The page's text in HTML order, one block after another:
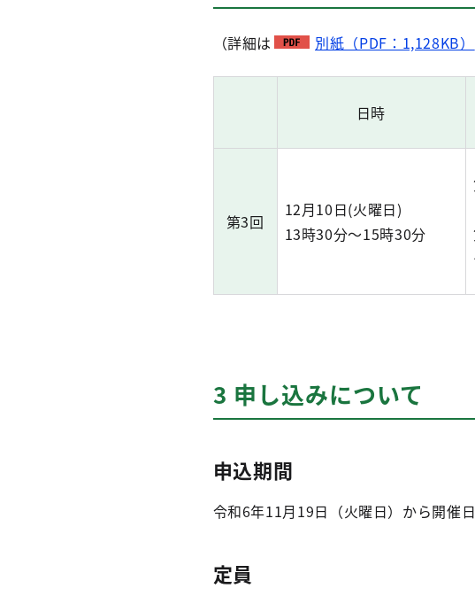
（詳細は 別紙（PDF：1,128KB）
日時
第3回
12月10日(火曜日)
13時30分～15時30分
3 申し込みについて
申込期間
令和6年11月19日（火曜日）から開催
定員